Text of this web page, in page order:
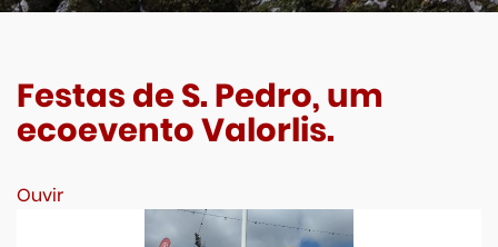
Festas de S. Pedro, um
ecoevento Valorlis.
Ouvir